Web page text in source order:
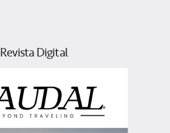
Revista Digital